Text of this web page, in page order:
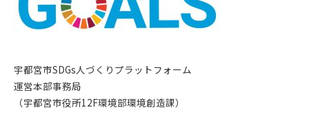
宇都宮市SDGs人づくりプラットフォーム
運営本部事務局
（宇都宮市役所12F環境部環境創造課）